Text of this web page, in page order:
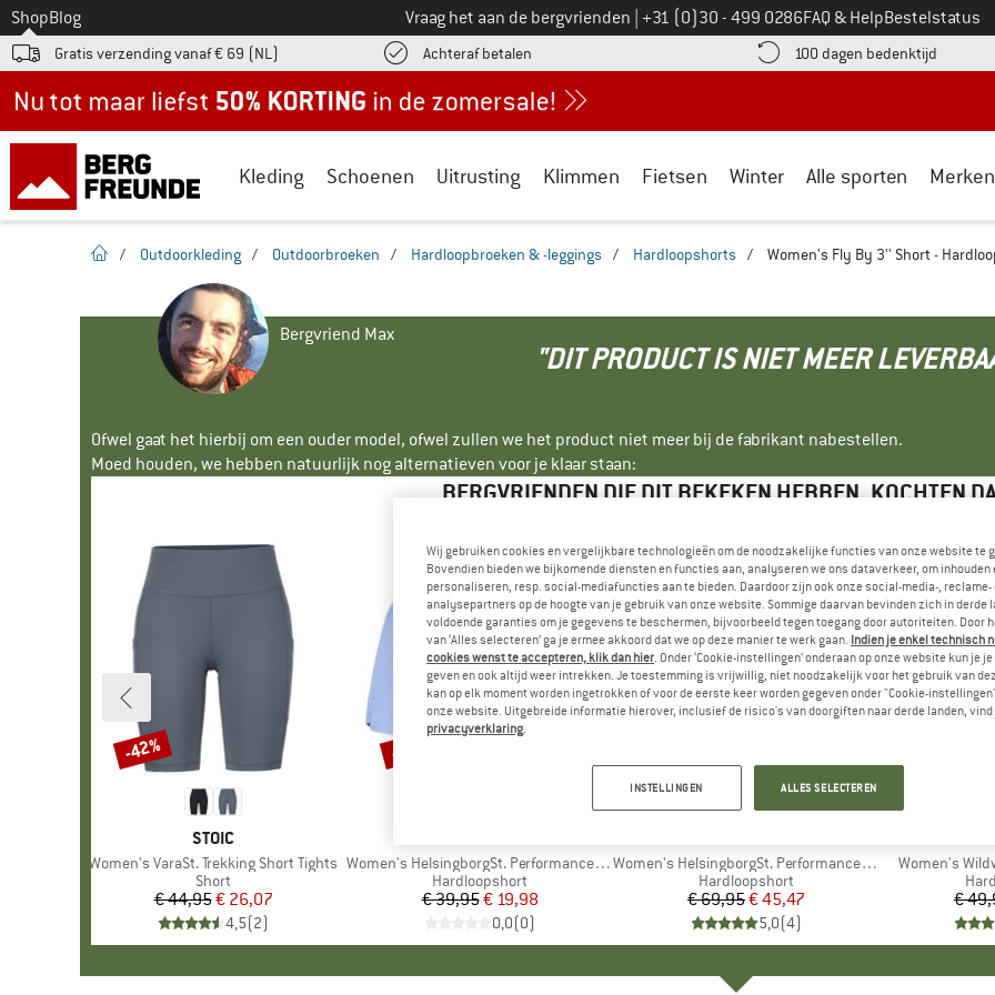
Naar
ShopBlog Vraag het aan de bergvrienden Bel ons op
+31 (0)30 - 499 0286FAQ & HelpBestelstatus
Gratis verzending vanaf € 69 (NL) Achteraf betalen vind de betalingsinformatie hier! Opent in een infovak
100 dagen bedenktijd Vind
Kleding Schoenen Uitrusting Klimmen Fietsen Winter Alle sporten Merken
Startpagina
/ Outdoorkleding / Outdoorbroeken / Hardloopbroeken & -leggings / Hardloopshorts / Women's Fly By 3'' Short -
Bergvriend Max
"DIT PRODUCT IS NIET MEER
Ofwel gaat het hierbij om een ouder model, ofwel zullen we het product niet meer bij de fabrikant nabestellen.
Moed houden, we hebben natuurlijk nog alternatieven voor je klaar staan:
BERGVRIENDEN DIE DIT BEKEKEN HEBBEN, KOCHTEN
MERK
STOIC
Artikel
Women's VaraSt. Trekking Short Tights
Productgroep
Short
Prijs
€ 44,95Verlaagde prijs
€ 26,07
4,5(2)
Korting
-42%
Artikel
Women's HelsingborgSt. Performance Light Shorts
Productgroep
Hardloopshort
Prijs
€ 39,95Verlaagde prijs
€ 19,98
0,0(0)
Korting
-50%
Artikel
Women's HelsingborgSt. Performance 2in1 Shorts II
Productgroep
Hardloopshort
Prijs
€ 69,95Verlaagde prijs
€ 45,47
5,0(4)
Artikel
Women's
€
Wij gebruiken cookies en vergelijkbare technologieën om de noodzakelijke functies van onze website te
Bovendien bieden we bijkomende diensten en functies aan, analyseren we ons dataverkeer, om inhouden
personaliseren, resp. social-mediafuncties aan te bieden. Daardoor zijn ook onze social-media-, reclame-
analysepartners op de hoogte van je gebruik van onze website. Sommige daarvan bevinden zich in derde
voldoende garanties om je gegevens te beschermen, bijvoorbeeld tegen toegang door autoriteiten. Door
van ‘Alles selecteren’ ga je ermee akkoord dat we op deze manier te werk gaan. Indien je enkel technisch
cookies wenst te accepteren, klik dan hier. Onder ‘Cookie-instellingen’ onderaan op onze website kun je
geven en ook altijd weer intrekken. Je toestemming is vrijwillig, niet noodzakelijk voor het gebruik van
kan op elk moment worden ingetrokken of voor de eerste keer worden gegeven onder "Cookie-
onze website. Uitgebreide informatie hierover, inclusief de risico's van doorgiften naar derde landen, vind
privacyverklaring.
INSTELLINGEN ALLES SELECTEREN